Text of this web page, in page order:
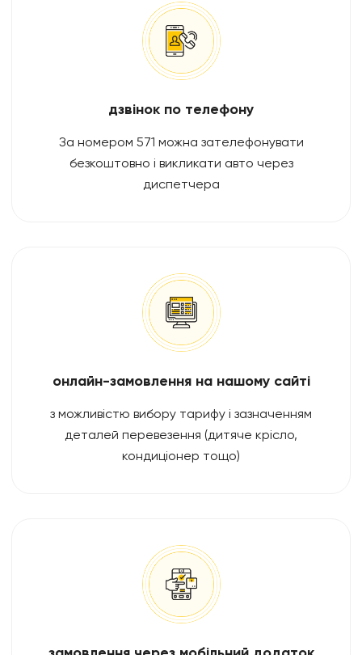
дзвінок по телефону
За номером 571 можна зателефонувати
безкоштовно і викликати авто через
диспетчера
онлайн-замовлення на нашому сайті
з можливістю вибору тарифу і зазначенням
деталей перевезення (дитяче крісло,
кондиціонер тощо)